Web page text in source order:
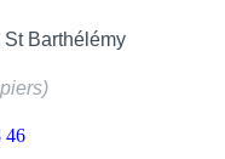
Barthélémy
46